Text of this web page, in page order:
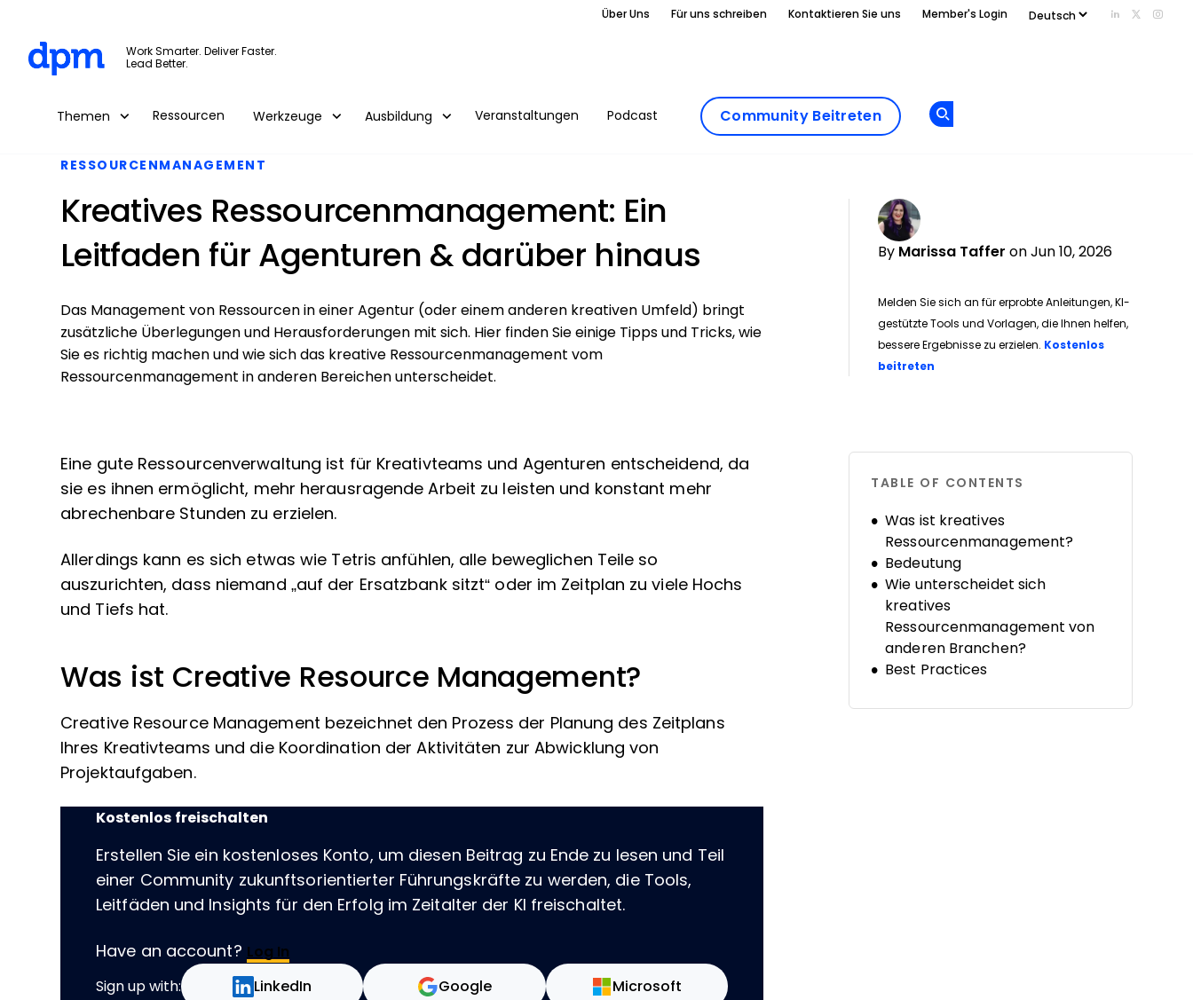
Skip to main content
Über Uns Für uns schreiben Kontaktieren Sie uns Member's Login Add us on
Follow
Work Smarter. Deliver Faster.
Lead Better.
Themen Ressourcen Werkzeuge Ausbildung Veranstaltungen Podcast Community Beitreten
RESSOURCENMANAGEMENT
Kreatives Ressourcenmanagement: Ein
Leitfaden für Agenturen & darüber hinaus
By Marissa Taffer on Jun 10, 2026
Melden Sie sich an für erprobte Anleitungen, KI-
gestützte Tools und Vorlagen, die Ihnen helfen,
bessere Ergebnisse zu erzielen. Kostenlos
beitreten
Das Management von Ressourcen in einer Agentur (oder einem anderen kreativen Umfeld) bringt
zusätzliche Überlegungen und Herausforderungen mit sich. Hier finden Sie einige Tipps und Tricks, wie
Sie es richtig machen und wie sich das kreative Ressourcenmanagement vom
Ressourcenmanagement in anderen Bereichen unterscheidet.
Eine gute Ressourcenverwaltung ist für Kreativteams und Agenturen entscheidend, da
sie es ihnen ermöglicht, mehr herausragende Arbeit zu leisten und konstant mehr
abrechenbare Stunden zu erzielen.
Allerdings kann es sich etwas wie Tetris anfühlen, alle beweglichen Teile so
auszurichten, dass niemand „auf der Ersatzbank sitzt“ oder im Zeitplan zu viele Hochs
und Tiefs hat.
Was ist Creative Resource Management?
Creative Resource Management bezeichnet den Prozess der Planung des Zeitplans
Ihres Kreativteams und die Koordination der Aktivitäten zur Abwicklung von
Projektaufgaben.
Kostenlos freischalten
Erstellen Sie ein kostenloses Konto, um diesen Beitrag zu Ende zu lesen und Teil
einer Community zukunftsorientierter Führungskräfte zu werden, die Tools,
Leitfäden und Insights für den Erfolg im Zeitalter der KI freischaltet.
Have an account? Log In
Sign up with: LinkedIn Google Microsoft
TABLE OF CONTENTS
Was ist kreatives
Ressourcenmanagement?
Bedeutung
Wie unterscheidet sich
kreatives
Ressourcenmanagement von
anderen Branchen?
Best Practices